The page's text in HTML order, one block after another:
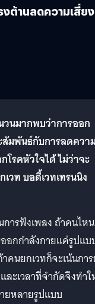
ต้านลดความเสี่ยง
นมากพบว่าการออก
มพันธ์กับการลดควา
โรคหัวใจได้ ไม่ว่าจะ
วท บอดี้เวทเทรนนิง
ารฟังเพลง ถ้าคนไหน
อกกำลังกายแค่รูปแบ
คนยกเวทก็จะเน้นกา
ละเวลาที่จำกัดจึงทำ
ยหลายรูปแบบ